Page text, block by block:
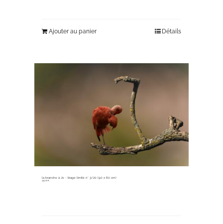
Ajouter au panier Détails
la branche à Jo ~ tirage limité n° 3/20 (90 x 60 cm)
345,00€